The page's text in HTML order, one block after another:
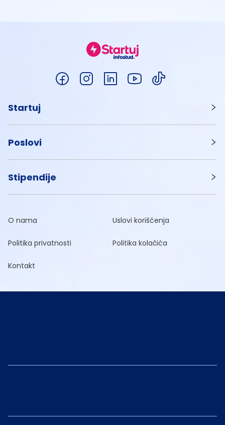
Startuj
Poslovi
Stipendije
O nama Uslovi korišćenja
Politika privatnosti Politika kolačića
Kontakt